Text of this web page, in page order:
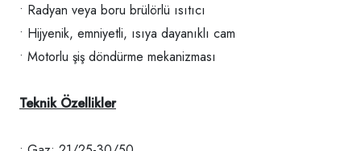
• Radyan veya boru brülörlü ısıtıcı
• Hijyenik, emniyetli, ısıya dayanıklı cam
• Motorlu şiş döndürme mekanizması
Teknik Özellikler